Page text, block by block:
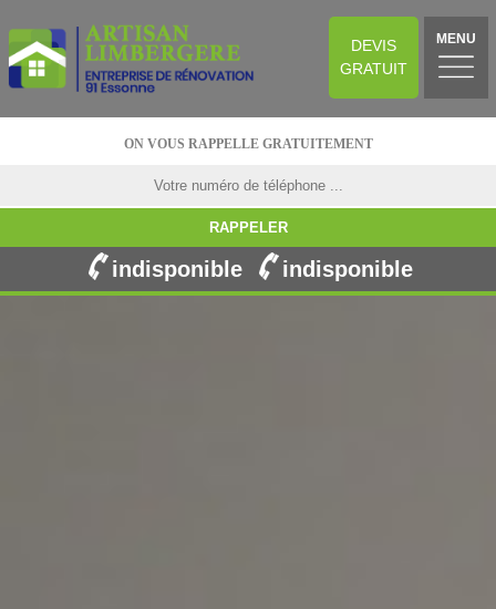
DEVIS
GRATUIT
MENU
ON VOUS RAPPELLE GRATUITEMENT
indisponible indisponible